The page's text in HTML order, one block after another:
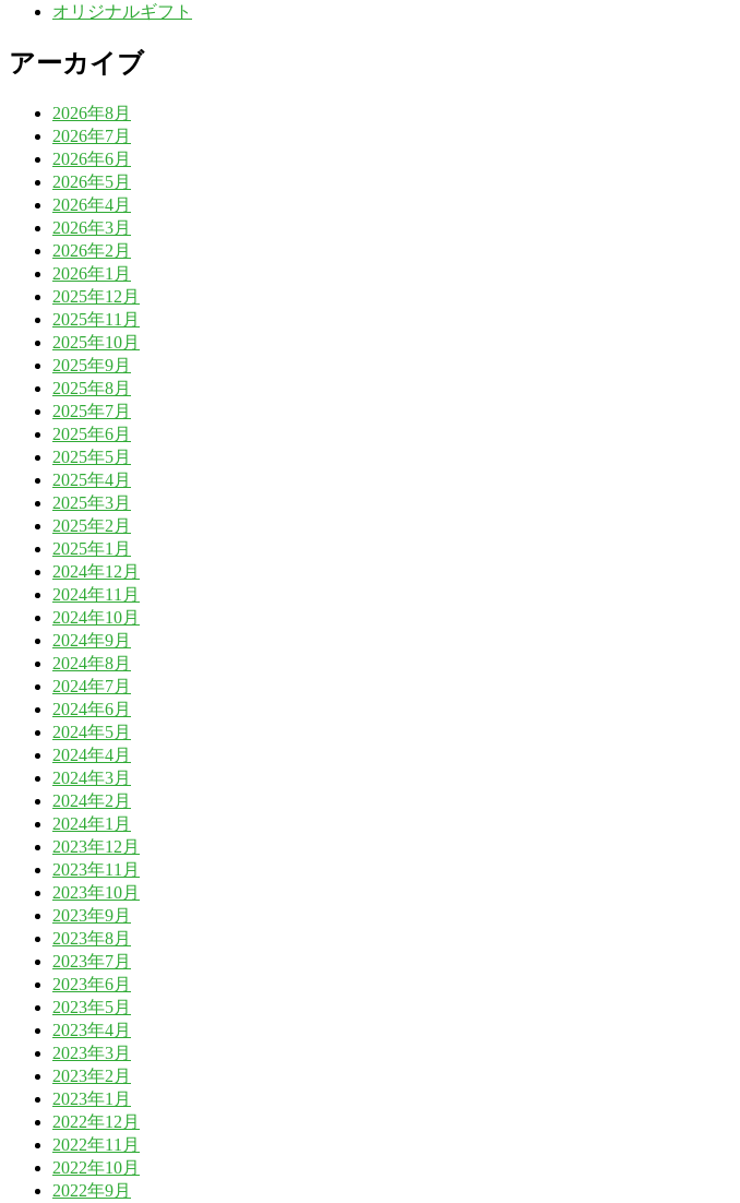
オリジナルギフト
アーカイブ
2026年8月
2026年7月
2026年6月
2026年5月
2026年4月
2026年3月
2026年2月
2026年1月
2025年12月
2025年11月
2025年10月
2025年9月
2025年8月
2025年7月
2025年6月
2025年5月
2025年4月
2025年3月
2025年2月
2025年1月
2024年12月
2024年11月
2024年10月
2024年9月
2024年8月
2024年7月
2024年6月
2024年5月
2024年4月
2024年3月
2024年2月
2024年1月
2023年12月
2023年11月
2023年10月
2023年9月
2023年8月
2023年7月
2023年6月
2023年5月
2023年4月
2023年3月
2023年2月
2023年1月
2022年12月
2022年11月
2022年10月
2022年9月